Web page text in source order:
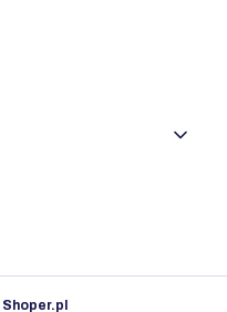
Shoper.pl